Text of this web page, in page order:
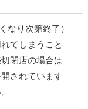
なり次第終了）
てしまうこと
閉店の場合は
されています